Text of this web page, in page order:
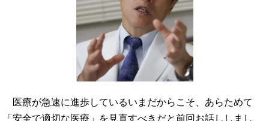
医療が急速に進歩しているいまだからこそ、あらためて
「安全で適切な医療」を見直すべきだと前回お話ししまし